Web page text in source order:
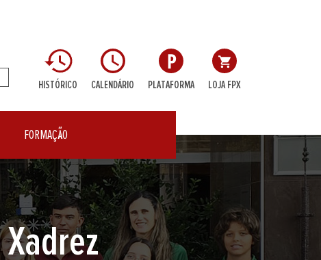
HISTÓRICO CALENDÁRIO PLATAFORMA LOJA FPX
FORMAÇÃO